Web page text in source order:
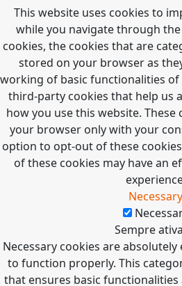
This website uses cookies to
while you navigate through
cookies, the cookies that are
stored on your browser as
working of basic functionalities of
third-party cookies that help us
how you use this website.
your browser only with your
option to opt-out of these
of these cookies may have an
Necessary
Sempre
Necessary cookies are
to function properly. This
that ensures basic